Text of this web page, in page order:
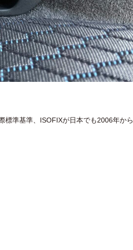
標準基準、ISOFIXが日本でも2006年か